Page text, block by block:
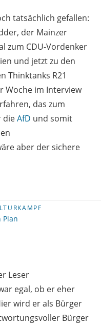
tatsächlich gefallen:
der Mainzer
zum CDU-Vordenker
und jetzt zu den
Thinktanks R21
Woche im Interview
das zum
dieAfD und somit
aber der sichere
Plan
Leser
egal, ob er eher
wird er als Bürger
Bürger